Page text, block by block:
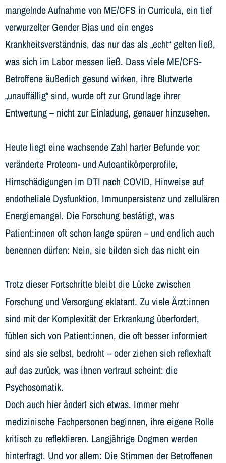
mangelnde Aufnahme von ME/CFS in Curricula, ein tief
verwurzelter Gender Bias und ein enges
Krankheitsverständnis, das nur das als „echt“ gelten ließ,
was sich im Labor messen ließ. Dass viele ME/CFS-
Betroffene äußerlich gesund wirken, ihre Blutwerte
„unauffällig“ sind, wurde oft zur Grundlage ihrer
Entwertung – nicht zur Einladung, genauer hinzusehen.
Heute liegt eine wachsende Zahl harter Befunde vor:
veränderte Proteom- und Autoantikörperprofile,
Hirnschädigungen im DTI nach COVID, Hinweise auf
endotheliale Dysfunktion, Immunpersistenz und zellulären
Energiemangel. Die Forschung bestätigt, was
Patient:innen oft schon lange spüren – und endlich auch
benennen dürfen: Nein, sie bilden sich das nicht ein
Trotz dieser Fortschritte bleibt die Lücke zwischen
Forschung und Versorgung eklatant. Zu viele Ärzt:innen
sind mit der Komplexität der Erkrankung überfordert,
fühlen sich von Patient:innen, die oft besser informiert
sind als sie selbst, bedroht – oder ziehen sich reflexhaft
auf das zurück, was ihnen vertraut scheint: die
Psychosomatik.
Doch auch hier ändert sich etwas. Immer mehr
medizinische Fachpersonen beginnen, ihre eigene Rolle
kritisch zu reflektieren. Langjährige Dogmen werden
hinterfragt. Und vor allem: Die Stimmen der Betroffenen